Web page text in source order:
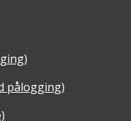
pålogging)